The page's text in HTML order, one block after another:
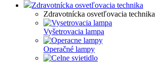
Zdravotnícka osvetľovacia technika
Zdravotnícka osvetľovacia technika
Vyšetrovacia lampa
Operačné lampy